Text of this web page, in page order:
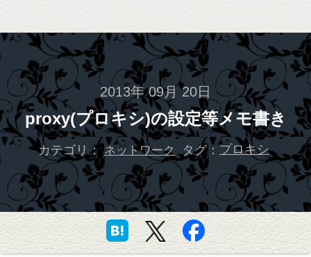
2013年 09月 20日
proxy(プロキシ)の設定等メモ書き
カテゴリ： ネットワーク タグ：プロキシ